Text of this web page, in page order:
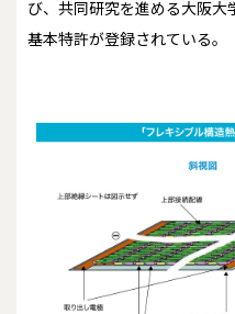
び、共同研究を進める大阪
基本特許が登録されている。